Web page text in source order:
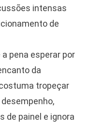
intensas
de
pena esperar por
da
tropeçar
de painel e ignora